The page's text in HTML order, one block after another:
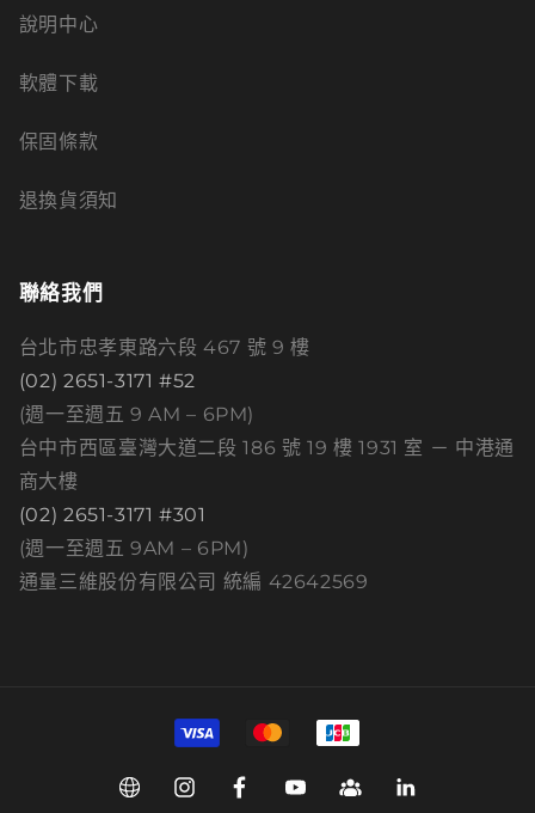
說明中心
軟體下載
保固條款
退換貨須知
聯絡我們
台北市忠孝東路六段 467 號 9 樓
(02) 2651-3171 #52
(週一至週五 9 AM – 6PM)
台中市西區臺灣大道二段 186 號 19 樓 1931 室 － 中港通
商大樓
(02) 2651-3171 #301
(週一至週五 9AM – 6PM)
通量三維股份有限公司 統編 42642569
Web InstagramFacebookYouTubeGroup Linkedin